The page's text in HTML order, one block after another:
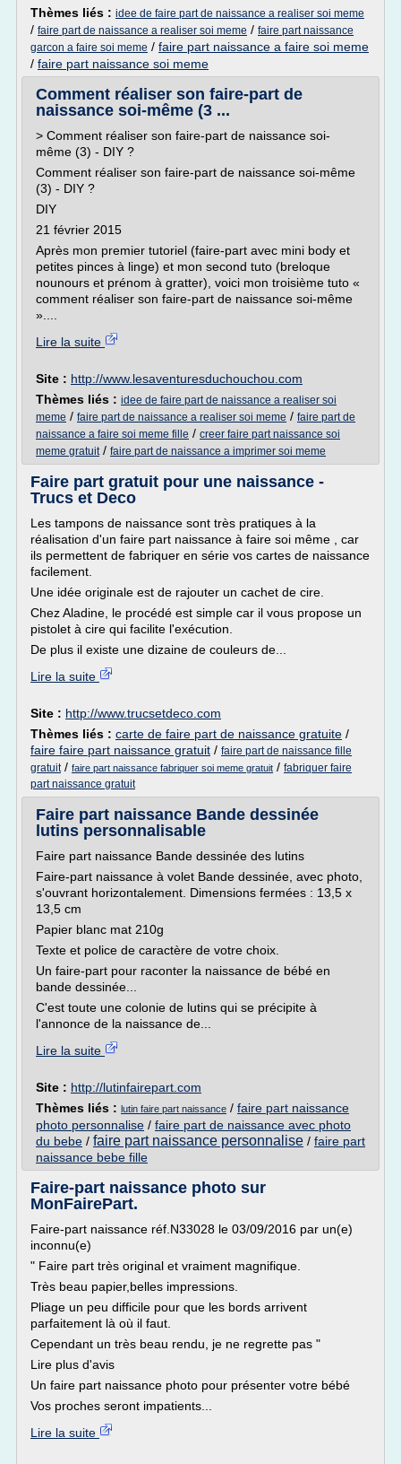
Thèmes liés : idee de faire part de naissance a realiser soi meme
/ faire part de naissance a realiser soi meme / faire part naissance
garcon a faire soi meme / faire part naissance a faire soi meme
/ faire part naissance soi meme
Comment réaliser son faire-part de
naissance soi-même (3 ...
> Comment réaliser son faire-part de naissance soi-
même (3) - DIY ?
Comment réaliser son faire-part de naissance soi-même
(3) - DIY ?
DIY
21 février 2015
Après mon premier tutoriel (faire-part avec mini body et
petites pinces à linge) et mon second tuto (breloque
nounours et prénom à gratter), voici mon troisième tuto «
comment réaliser son faire-part de naissance soi-même
»....
Lire la suite
Site : http://www.lesaventuresduchouchou.com
Thèmes liés : idee de faire part de naissance a realiser soi
meme / faire part de naissance a realiser soi meme / faire part de
naissance a faire soi meme fille / creer faire part naissance soi
meme gratuit/ faire part de naissance a imprimer soi meme
Faire part gratuit pour une naissance -
Trucs et Deco
Les tampons de naissance sont très pratiques à la
réalisation d'un faire part naissance à faire soi même , car
ils permettent de fabriquer en série vos cartes de naissance
facilement.
Une idée originale est de rajouter un cachet de cire.
Chez Aladine, le procédé est simple car il vous propose un
pistolet à cire qui facilite l'exécution.
De plus il existe une dizaine de couleurs de...
Lire la suite
Site : http://www.trucsetdeco.com
Thèmes liés : carte de faire part de naissance gratuite /
faire faire part naissance gratuit / faire part de naissance fille
gratuit/ faire part naissance fabriquer soi meme gratuit / fabriquer faire
part naissance gratuit
Faire part naissance Bande dessinée
lutins personnalisable
Faire part naissance Bande dessinée des lutins
Faire-part naissance à volet Bande dessinée, avec photo,
s'ouvrant horizontalement. Dimensions fermées : 13,5 x
13,5 cm
Papier blanc mat 210g
Texte et police de caractère de votre choix.
Un faire-part pour raconter la naissance de bébé en
bande dessinée...
C'est toute une colonie de lutins qui se précipite à
l'annonce de la naissance de...
Lire la suite
Site : http://lutinfairepart.com
Thèmes liés : lutin faire part naissance / faire part naissance
photo personnalise / faire part de naissance avec photo
du bebe / faire part naissance personnalise / faire part
naissance bebe fille
Faire-part naissance photo sur
MonFairePart.
Faire-part naissance réf.N33028 le 03/09/2016 par un(e)
inconnu(e)
" Faire part très original et vraiment magnifique.
Très beau papier,belles impressions.
Pliage un peu difficile pour que les bords arrivent
parfaitement là où il faut.
Cependant un très beau rendu, je ne regrette pas "
Lire plus d'avis
Un faire part naissance photo pour présenter votre bébé
Vos proches seront impatients...
Lire la suite